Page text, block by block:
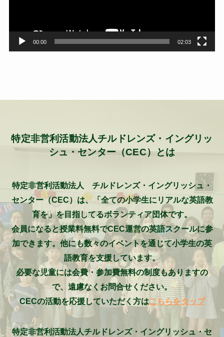
00:00 02:03
特定非営利活動法人チルドレンズ・イングリッ
シュ・センター（CEC）とは
特定非営利活動法人 チルドレンズ・イングリッシュ・
センター（CEC）は、「全ての小学生にリアルな英語教
育を」を目指してるボランティア団体です。
会員になると授業料無料でCEC運営の英語スクールに参
加できます。他にも数々のイベントを通じて小学生の英
語教育を支援しています。
必要な児童には会費・参加費無料の制度もありますの
で、遠慮なくお問合せください。
CECの活動を応援していただく方はこちらをタップ
特定非営利活動法人チルドレンズ・イングリッシュ・セ